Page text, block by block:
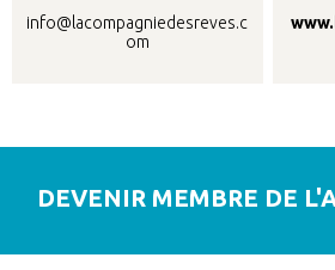
info@lacompagniedesreves.c
om
DEVENIR MEMBRE DE